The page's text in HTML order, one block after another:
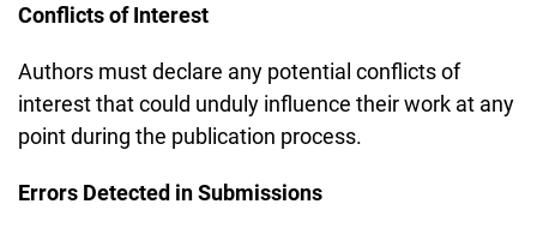
Conflicts of Interest
Authors must declare any potential conflicts of
interest that could unduly influence their work at any
point during the publication process.
Errors Detected in Submissions